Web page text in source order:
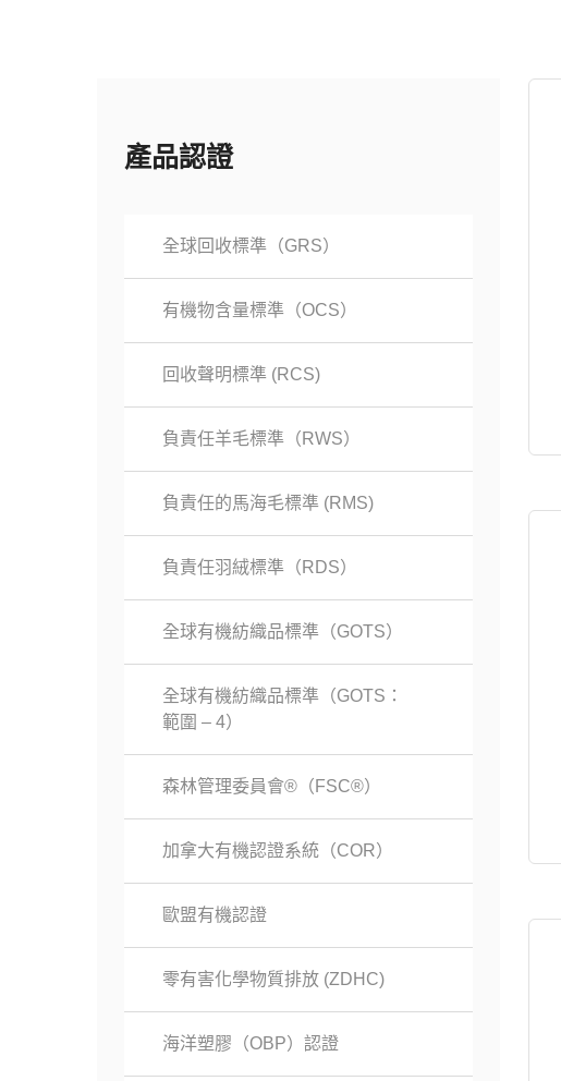
產品認證
全球回收標準（GRS）
有機物含量標準（OCS）
回收聲明標準 (RCS)
負責任羊毛標準（RWS）
負責任的馬海毛標準 (RMS)
負責任羽絨標準（RDS）
全球有機紡織品標準（GOTS）
全球有機紡織品標準（GOTS：
範圍 – 4）
森林管理委員會®（FSC®）
加拿大有機認證系統（COR）
歐盟有機認證
零有害化學物質排放 (ZDHC)
海洋塑膠（OBP）認證